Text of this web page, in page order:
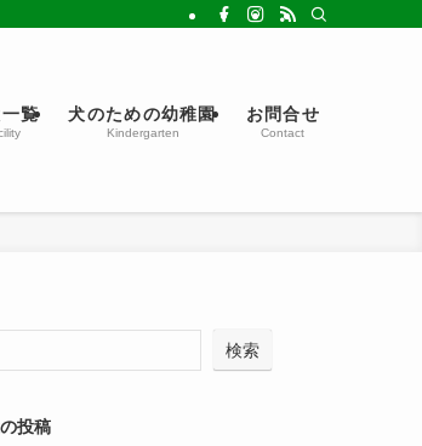
覧 犬のための幼稚園
Kindergarten
お問合せ
Contact
検索
投稿